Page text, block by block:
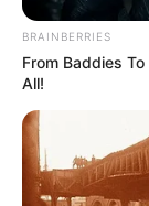
BRAINBERRIES
From Baddies
All!